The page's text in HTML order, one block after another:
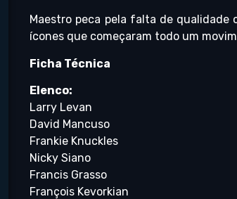
Maestro peca pela falta de
ícones que começaram todo um
Ficha Técnica
Elenco:
Larry Levan
David Mancuso
Frankie Knuckles
Nicky Siano
Francis Grasso
François Kevorkian